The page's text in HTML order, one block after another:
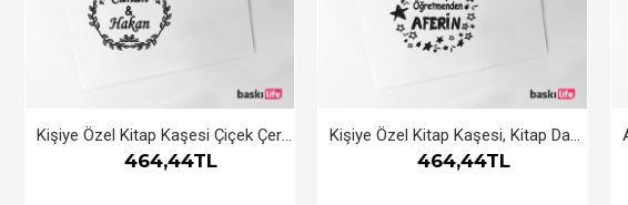
Kişiye Özel Kitap Kaşesi Çiçek Çerçeveli
464,44TL
Kişiye Özel Kitap Kaşesi, Kitap Damgası, Kitap Mührü Öğretmen Kaşesi Aferin
464,44TL